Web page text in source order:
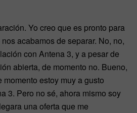
Yo creo que es pronto para
acabamos de separar. No, no,
con Antena 3, y a pesar de
abierta, de momento no. Bueno,
estoy muy a gusto
3. Pero no sé, ahora mismo soy
una oferta que me